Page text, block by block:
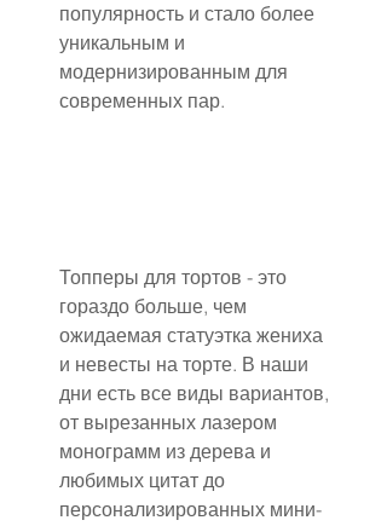
популярность и стало более
уникальным и
модернизированным для
современных пар.
Топперы для тортов - это
гораздо больше, чем
ожидаемая статуэтка жениха
и невесты на торте. В наши
дни есть все виды вариантов,
от вырезанных лазером
монограмм из дерева и
любимых цитат до
персонализированных мини-